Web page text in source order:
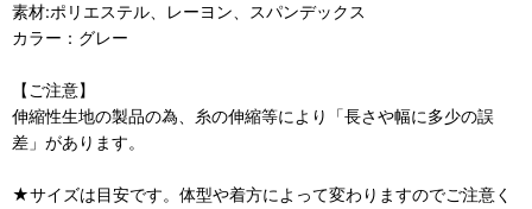
素材:ポリエステル、レーヨン、スパンデックス
カラー：グレー
【ご注意】
伸縮性生地の製品の為、糸の伸縮等により「長さや幅に多少の誤
差」があります。
★サイズは目安です。体型や着方によって変わりますのでご注意く